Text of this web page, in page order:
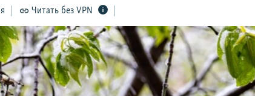
Читать без VPN